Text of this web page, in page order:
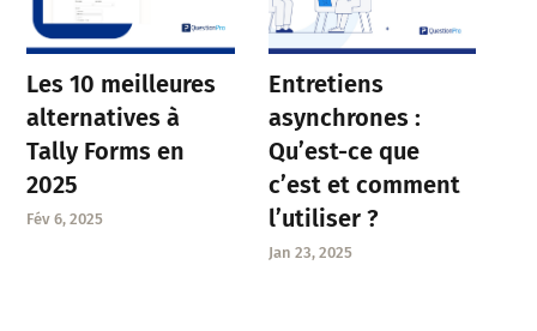
Les 10 meilleures
alternatives à
Tally Forms en
2025
Fév 6, 2025
Entretiens
asynchrones :
Qu’est-ce que
c’est et comment
l’utiliser ?
Jan 23, 2025